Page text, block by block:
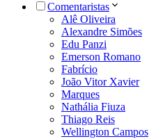
Comentaristas
Alê Oliveira
Alexandre Simões
Edu Panzi
Emerson Romano
Fabrício
João Vitor Xavier
Marques
Nathália Fiuza
Thiago Reis
Wellington Campos